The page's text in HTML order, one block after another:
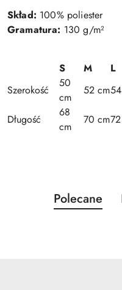
Skład: 100% poliester
Gramatura: 130 g/m²
S M L
Szerokość
50
cm
52 cm
Długość
68
cm
70 cm
Pomiń karuzelę
Produkty
o
Polecane